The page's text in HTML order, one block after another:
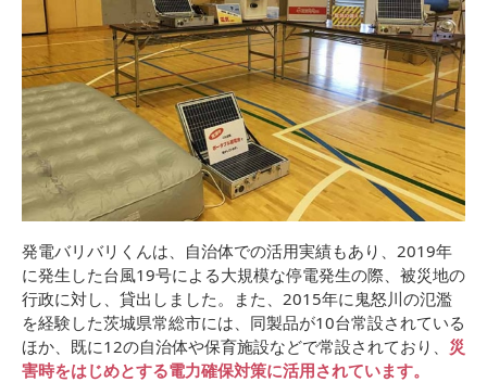
発電バリバリくんは、自治体での活用実績もあり、2019年
に発生した台風19号による大規模な停電発生の際、被災地の
行政に対し、貸出しました。また、2015年に鬼怒川の氾濫
を経験した茨城県常総市には、同製品が10台常設されている
ほか、既に12の自治体や保育施設などで常設されており、 災
害時をはじめとする電力確保対策に活用されています。